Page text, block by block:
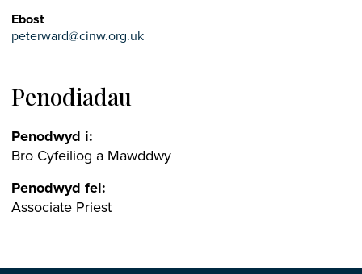
Ebost
peterward@cinw.org.uk
Penodiadau
Penodwyd i:
Bro Cyfeiliog a Mawddwy
Penodwyd fel:
Associate Priest